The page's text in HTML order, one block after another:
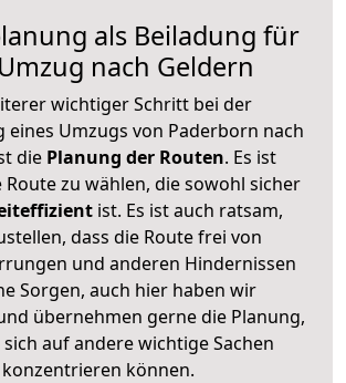
als Beiladung für
nach Geldern
wichtiger Schritt bei der
eines Umzugs von Paderborn nach
die Planung der Routen. Es ist
zu wählen, die sowohl sicher
ist. Es ist auch ratsam,
dass die Route frei von
und anderen Hindernissen
Sorgen, auch hier haben wir
übernehmen gerne die Planung,
auf andere wichtige Sachen
konzentrieren können.